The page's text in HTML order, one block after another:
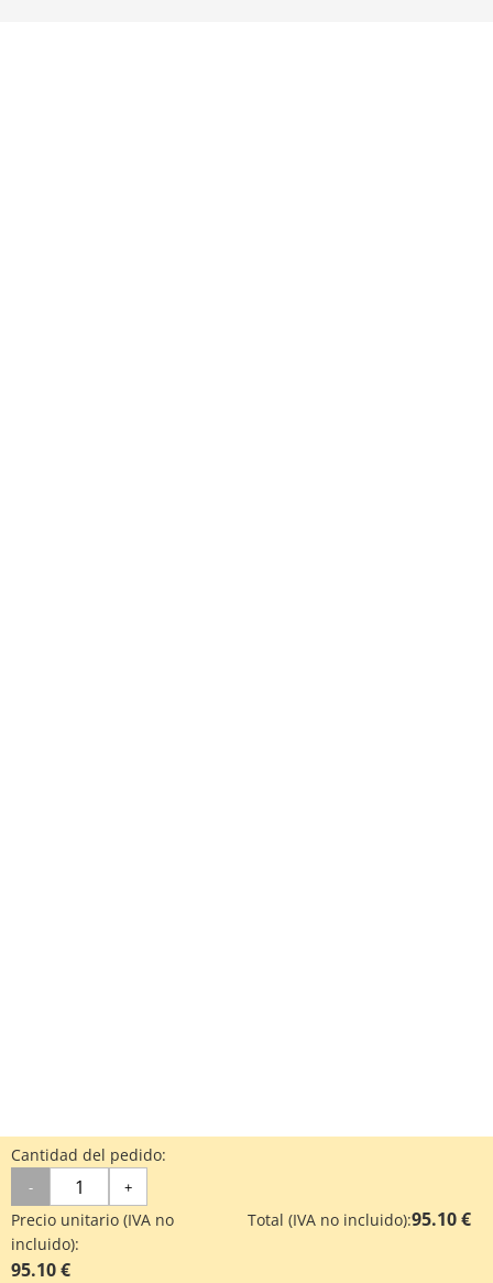
Cantidad del pedido:
- +
Precio unitario (IVA no
incluido):
95.10 €
Total (IVA no incluido):95.10 €